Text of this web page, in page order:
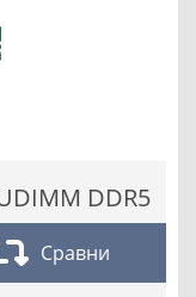
DDR5
Сравни